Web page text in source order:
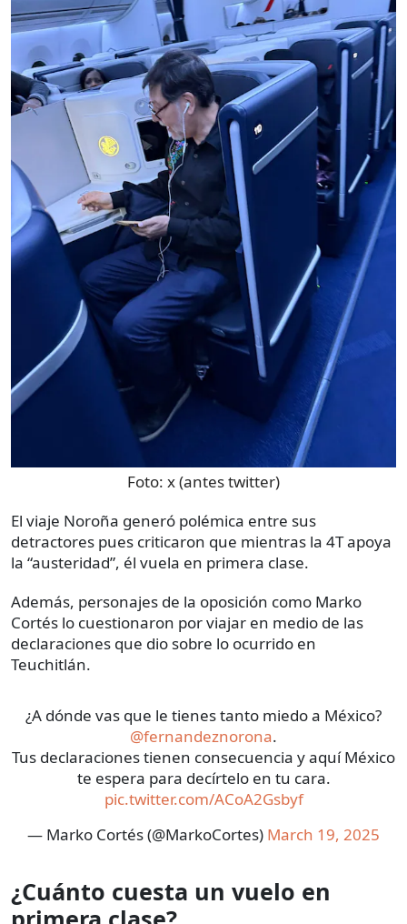
Foto: x (antes twitter)
El viaje Noroña generó polémica entre sus
detractores pues criticaron que mientras la 4T apoya
la “austeridad”, él vuela en primera clase.
Además, personajes de la oposición como Marko
Cortés lo cuestionaron por viajar en medio de las
declaraciones que dio sobre lo ocurrido en
Teuchitlán.
¿A dónde vas que le tienes tanto miedo a México?
@fernandeznorona.
Tus declaraciones tienen consecuencia y aquí México
te espera para decírtelo en tu cara.
pic.twitter.com/ACoA2Gsbyf
— Marko Cortés (@MarkoCortes) March 19, 2025
¿Cuánto cuesta un vuelo en